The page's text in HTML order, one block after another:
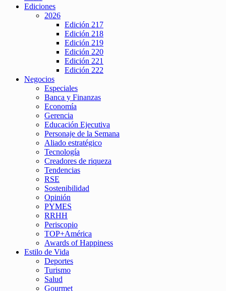
Ediciones
2026
Edición 217
Edición 218
Edición 219
Edición 220
Edición 221
Edición 222
Negocios
Especiales
Banca y Finanzas
Economía
Gerencia
Educación Ejecutiva
Personaje de la Semana
Aliado estratégico
Tecnología
Creadores de riqueza
Tendencias
RSE
Sostenibilidad
Opinión
PYMES
RRHH
Periscopio
TOP+América
Awards of Happiness
Estilo de Vida
Deportes
Turismo
Salud
Gourmet